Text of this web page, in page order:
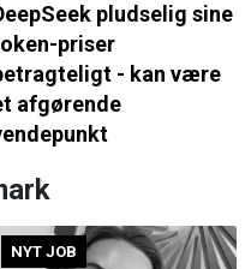
pludselig sine
priser
- kan være
afgørende
NYT JOB